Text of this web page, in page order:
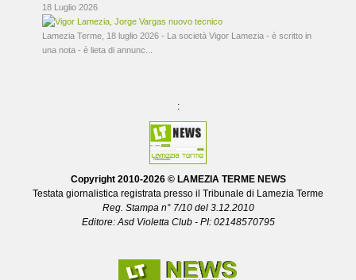
18 Luglio 2026
Lamezia Terme, 18 luglio 2026 - La società Vigor Lamezia - è scritto in
una nota - è lieta di annunc...
:
Copyright 2010-2026 © LAMEZIA TERME NEWS
Testata giornalistica registrata presso il Tribunale di Lamezia Terme
Reg. Stampa n° 7/10 del 3.12.2010
Editore: Asd Violetta Club - PI: 02148570795